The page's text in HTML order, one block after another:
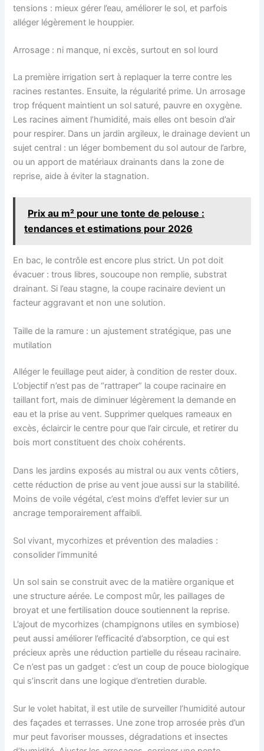
tensions : mieux gérer l’eau, améliorer le sol, et parfois
alléger légèrement le houppier.
Arrosage : ni manque, ni excès, surtout en sol lourd
La première irrigation sert à replaquer la terre contre les
racines restantes. Ensuite, la régularité prime. Un arrosage
trop fréquent maintient un sol saturé, pauvre en oxygène.
Les racines aiment l’humidité, mais elles ont besoin d’air
pour respirer. Dans un jardin argileux, le drainage devient un
sujet central : un léger bombement du sol autour de l’arbre,
ou un apport de matériaux drainants dans la zone de
reprise, aide à éviter la stagnation.
Prix au m² pour une tonte de pelouse :
tendances et estimations pour 2026
En bac, le contrôle est encore plus strict. Un pot doit
évacuer : trous libres, soucoupe non remplie, substrat
drainant. Si l’eau stagne, la coupe racinaire devient un
facteur aggravant et non une solution.
Taille de la ramure : un ajustement stratégique, pas une
mutilation
Alléger le feuillage peut aider, à condition de rester doux.
L’objectif n’est pas de “rattraper” la coupe racinaire en
taillant fort, mais de diminuer légèrement la demande en
eau et la prise au vent. Supprimer quelques rameaux en
excès, éclaircir le centre pour que l’air circule, et retirer du
bois mort constituent des choix cohérents.
Dans les jardins exposés au mistral ou aux vents côtiers,
cette réduction de prise au vent joue aussi sur la stabilité.
Moins de voile végétal, c’est moins d’effet levier sur un
ancrage temporairement affaibli.
Sol vivant, mycorhizes et prévention des maladies :
consolider l’immunité
Un sol sain se construit avec de la matière organique et
une structure aérée. Le compost mûr, les paillages de
broyat et une fertilisation douce soutiennent la reprise.
L’ajout de mycorhizes (champignons utiles en symbiose)
peut aussi améliorer l’efficacité d’absorption, ce qui est
précieux après une réduction partielle du réseau racinaire.
Ce n’est pas un gadget : c’est un coup de pouce biologique
qui s’inscrit dans une logique d’entretien durable.
Sur le volet habitat, il est utile de surveiller l’humidité autour
des façades et terrasses. Une zone trop arrosée près d’un
mur peut favoriser mousses, dégradations et insectes